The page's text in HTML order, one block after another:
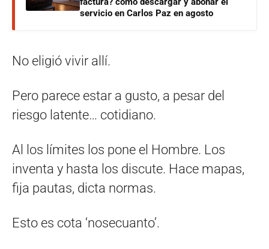
servicio en Carlos Paz en agosto
No eligió vivir allí.
Pero parece estar a gusto, a pesar del
riesgo latente… cotidiano.
Al los límites los pone el Hombre. Los
inventa y hasta los discute. Hace mapas,
fija pautas, dicta normas.
Esto es cota ‘nosecuanto’.